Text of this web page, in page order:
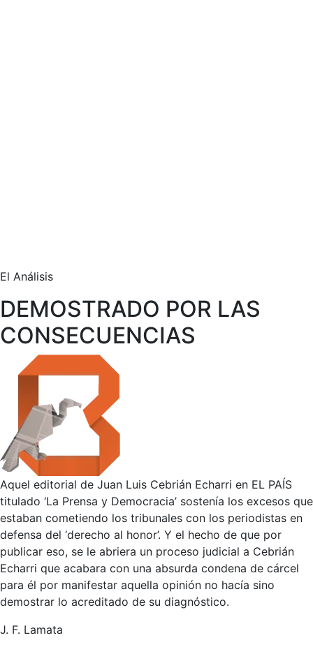
El Análisis
DEMOSTRADO POR LAS
CONSECUENCIAS
Aquel editorial de Juan Luis Cebrián Echarri en EL PAÍS
titulado ‘La Prensa y Democracia’ sostenía los excesos que
estaban cometiendo los tribunales con los periodistas en
defensa del ‘derecho al honor’. Y el hecho de que por
publicar eso, se le abriera un proceso judicial a Cebrián
Echarri que acabara con una absurda condena de cárcel
para él por manifestar aquella opinión no hacía sino
demostrar lo acreditado de su diagnóstico.
J. F. Lamata